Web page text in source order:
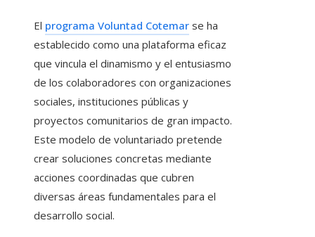
El programa Voluntad Cotemar se ha
establecido como una plataforma eficaz
que vincula el dinamismo y el entusiasmo
de los colaboradores con organizaciones
sociales, instituciones públicas y
proyectos comunitarios de gran impacto.
Este modelo de voluntariado pretende
crear soluciones concretas mediante
acciones coordinadas que cubren
diversas áreas fundamentales para el
desarrollo social.